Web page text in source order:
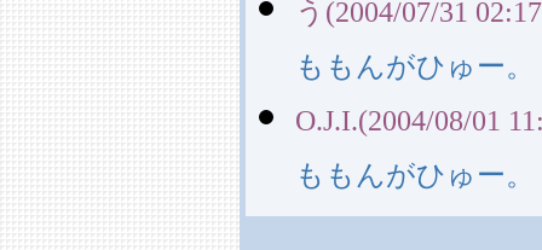
う(2004/07/31
ももんがひゅー。
O.J.I.(2004/08/01
ももんがひゅー。